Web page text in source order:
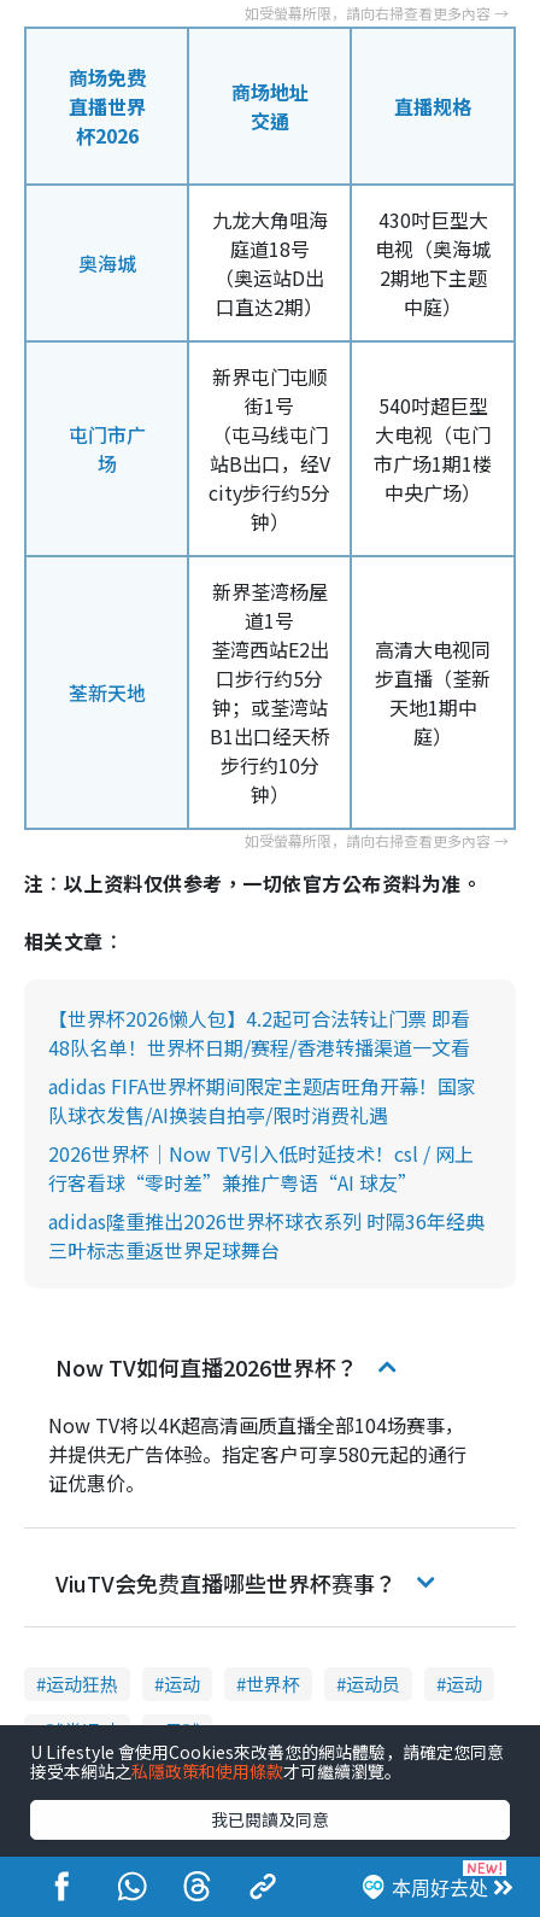
商场免费
直播世界
杯2026
商场地址
交通
直播规格
奥海城
九龙大角咀海
庭道18号
（奥运站D出
口直达2期）
430吋巨型大
电视（奥海城
2期地下主题
中庭）
屯门市广
场
新界屯门屯顺
街1号
（屯马线屯门
站B出口，经V
city步行约5分
钟）
540吋超巨型
大电视（屯门
市广场1期1楼
中央广场）
荃新天地
新界荃湾杨屋
道1号
荃湾西站E2出
口步行约5分
钟；或荃湾站
B1出口经天桥
步行约10分
钟）
高清大电视同
步直播（荃新
天地1期中
庭）
注︰以上资料仅供参考，一切依官方公布资料为准。
相关文章︰
【世界杯2026懒人包】4.2起可合法转让门票 即看
48队名单！世界杯日期/赛程/香港转播渠道一文看
adidas FIFA世界杯期间限定主题店旺角开幕！国家
队球衣发售/AI换装自拍亭/限时消费礼遇
2026世界杯｜Now TV引入低时延技术！csl / 网上
行客看球“零时差”兼推广粤语“AI 球友”
adidas隆重推出2026世界杯球衣系列 时隔36年经典
三叶标志重返世界足球舞台
Now TV如何直播2026世界杯？
Now TV将以4K超高清画质直播全部104场赛事，
并提供无广告体验。指定客户可享580元起的通行
证优惠价。
ViuTV会免费直播哪些世界杯赛事？
运动狂热 运动 世界杯 运动员
运动
球类运动
足球
港生活社会话题
1 高才通来港2个月辞职逃回内地！控诉港企3宗罪，叹微管理极窒息
本周好去处
U Lifestyle 會使用Cookies來改善您的網站體驗，請確定您同意
接受本網站之私隱政策和使用條款才可繼續瀏覽。
我已閱讀及同意